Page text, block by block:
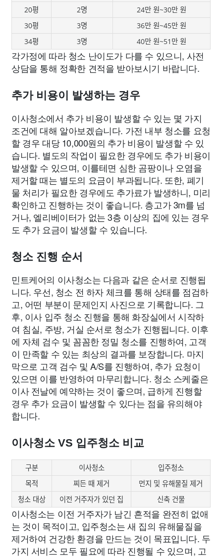
20평
2명
24만 원~30만 원
30평
3명
36만 원~45만 원
34평
3명 40만 원~51만 원
각가정에 따라 청소 난이도가 다를 수 있으니, 사전
상담을 통해 정확한 견적을 받아보시기 바랍니다.
추가 비용이 발생하는 경우
이사청소에서 추가 비용이 발생할 수 있는 몇 가지
조건에 대해 알아보겠습니다. 가전 내부 청소를 요청
할 경우 대당 10,000원의 추가 비용이 발생할 수 있
습니다. 별도의 작업이 필요한 경우에도 추가 비용이
발생할 수 있으며, 이를테면 심한 곰팡이나 오염을
제거할 때는 별도의 요금이 부과됩니다. 또한, 폐기
물 처리가 필요한 경우에도 추가료가 발생하니, 미리
확인하고 진행하는 것이 좋습니다. 층고가 3m를 넘
거나, 엘리베이터가 없는 3층 이상의 집에 있는 경우
도 추가 요금이 발생할 수 있습니다.
청소 진행 순서
민트케어의 이사청소는 다음과 같은 순서로 진행됩
니다. 우선, 청소 전 하자 체크를 통해 상태를 점검하
고, 어떤 부분이 문제인지 사진으로 기록합니다. 그
후, 이사 입주 청소 진행을 통해 화장실에서 시작하
여 침실, 주방, 거실 순서로 청소가 진행됩니다. 이후
에 자체 검수 및 꼼꼼한 정밀 청소를 진행하여, 고객
이 만족할 수 있는 최상의 결과를 보장합니다. 마지
막으로 고객 검수 및 A/S를 진행하여, 추가 요청이
있으면 이를 반영하여 마무리합니다. 청소 스케줄은
이사 전날에 예약하는 것이 좋으며, 급하게 진행할
경우 추가 요금이 발생할 수 있다는 점을 유의해야
합니다.
이사청소 VS 입주청소 비교
구분 이사청소
입주청소
목적
찌든 때 제거
먼지 및 유해물질 제거
청소 대상
이전 거주자가 있던 집 신축 건물
이사청소는 이전 거주자가 남긴 흔적을 완전히 없애
는 것이 목적이고, 입주청소는 새 집의 유해물질을
제거하여 건강한 환경을 만드는 것이 목표입니다. 두
가지 서비스 모두 필요에 따라 진행될 수 있으며, 고